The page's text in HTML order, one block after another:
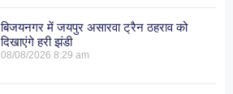
बिजयनगर में जयपुर असारवा ट्रैन ठहराव को
दिखाएंगे हरी झंडी
08/08/20268:29 am